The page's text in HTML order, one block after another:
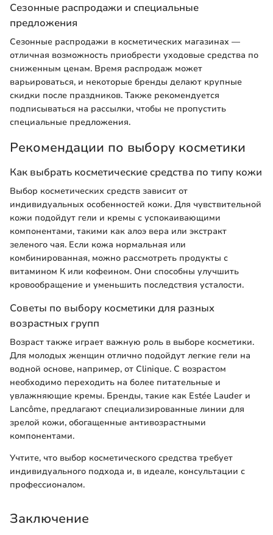
Сезонные распродажи и специальные
предложения
Сезонные распродажи в косметических магазинах —
отличная возможность приобрести уходовые средства по
сниженным ценам. Время распродаж может
варьироваться, и некоторые бренды делают крупные
скидки после праздников. Также рекомендуется
подписываться на рассылки, чтобы не пропустить
специальные предложения.
Рекомендации по выбору косметики
Как выбрать косметические средства по типу кожи
Выбор косметических средств зависит от
индивидуальных особенностей кожи. Для чувствительной
кожи подойдут гели и кремы с успокаивающими
компонентами, такими как алоэ вера или экстракт
зеленого чая. Если кожа нормальная или
комбинированная, можно рассмотреть продукты с
витамином К или кофеином. Они способны улучшить
кровообращение и уменьшить последствия усталости.
Советы по выбору косметики для разных
возрастных групп
Возраст также играет важную роль в выборе косметики.
Для молодых женщин отлично подойдут легкие гели на
водной основе, например, от Clinique. С возрастом
необходимо переходить на более питательные и
увлажняющие кремы. Бренды, такие как Estée Lauder и
Lancôme, предлагают специализированные линии для
зрелой кожи, обогащенные антивозрастными
компонентами.
Учтите, что выбор косметического средства требует
индивидуального подхода и, в идеале, консультации с
профессионалом.
Заключение